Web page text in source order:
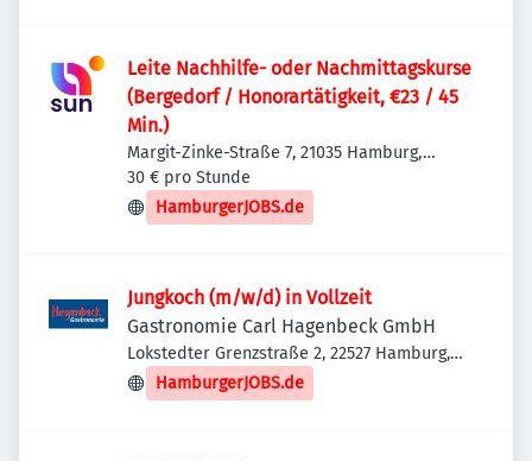
Leite Nachhilfe- oder Nachmittagskurse
(Bergedorf / Honorartätigkeit, €23 / 45
Min.)
Margit-Zinke-Straße 7, 21035 Hamburg,
Deutschland
30 € pro Stunde
HamburgerJOBS.de
Jungkoch (m/w/d) in Vollzeit
Gastronomie Carl Hagenbeck GmbH
Lokstedter Grenzstraße 2, 22527 Hamburg,
Deutschland
HamburgerJOBS.de